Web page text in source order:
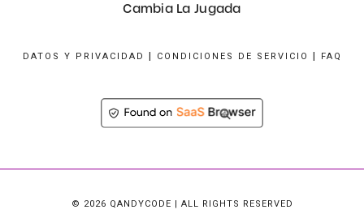
Cambia La Jugada
DATOS Y PRIVACIDAD | CONDICIONES DE SERVICIO | FAQ
© 2026 QANDYCODE | ALL RIGHTS RESERVED